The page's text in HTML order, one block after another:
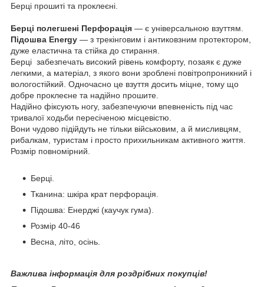
Берці прошиті та проклеєні.
Берці полегшені Перфорація — є універсальною взуттям.
Підошва Energy — з трекінговим і антиковзним протектором,
дуже еластична та стійка до стирання.
Берці забезпечать високий рівень комфорту, позаяк є дуже
легкими, а матеріал, з якого вони зроблені повітропроникний і
вологостійкий. Одночасно це взуття досить міцне, тому що
добре проклеєне та надійно прошите.
Надійно фіксують ногу, забезпечуючи впевненість під час
тривалої ходьби пересіченою місцевістю.
Вони чудово підійдуть не тільки військовим, а й мисливцям,
рибалкам, туристам і просто прихильникам активного життя.
Розмір повномірний.
Берці.
Тканина: шкіра крат перфорація.
Підошва: Енерджі (каучук гума).
Розмір 40-46
Весна, літо, осінь.
Важлива інформація для роздрібних покупців!